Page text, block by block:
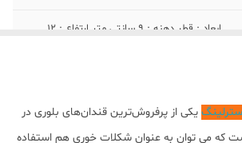
ابعاد : قطر دهنه : ۹ سانتی متر ارتفاع : ۱۲
یکی از پرفروش‌ترین قندان‌های بلوری در
که می توان به عنوان شکلات خوری هم استفاده